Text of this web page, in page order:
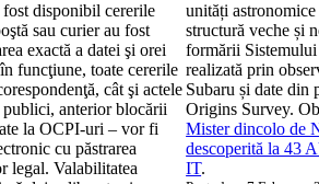
disponibil cererile
sau curier au fost
exactă a datei şi orei
funcţiune, toate cererile
cât şi actele
anterior blocării
la OCPI-uri – vor fi
cu păstrarea
legal. Valabilitatea
unități
structură veche și
formării
realizată prin
Subaru și date din
Origins Survey.
Mister dincolo de
descoperită la 43
IT.